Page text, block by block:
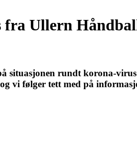
fra Ullern
situasjonen rundt korona-
vi følger tett med på